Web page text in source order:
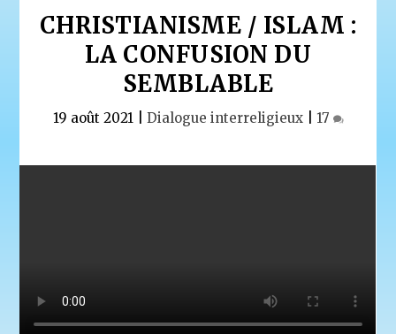
CHRISTIANISME / ISLAM :
LA CONFUSION DU
SEMBLABLE
19 août 2021| Dialogue interreligieux| 17